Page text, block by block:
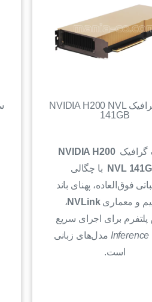
کارت گرافیک NVIDIA H200 NVL
141GB
گرافیکNVIDIA H200
NVL
با چگالی
فوق‌العاده، پهنای باند
و معماریNVLink،
پلتفرم برای اجرای سریع
Inference مدل‌های زبانی
است.